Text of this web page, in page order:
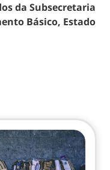
da Subsecretaria
Básico, Estado